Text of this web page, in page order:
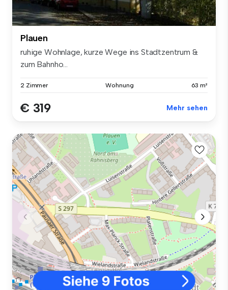
Plauen
ruhige Wohnlage, kurze Wege ins Stadtzentrum &
zum Bahnho...
2 Zimmer Wohnung 63 m²
€ 319 Mehr sehen